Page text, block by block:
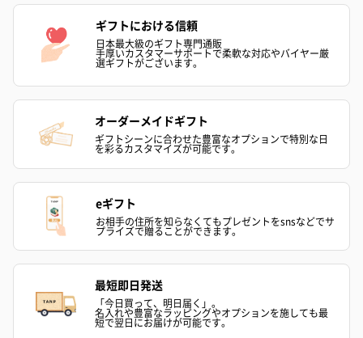
リラックスグッズ
リラックスグッズを同梱してお届けします。
かき氷入浴剤4点セット
（ブルー）（748円）
かき氷入浴剤4点セット
（イエロー）（748円）
【Thank you
円）
ギフトにおける信頼
日本最大級のギフト専門通販
手厚いカスタマーサポートで柔軟な対応やバイヤー厳
選ギフトがございます。
オーダーメイドギフト
ギフトシーンに合わせた豊富なオプションで特別な日
を彩るカスタマイズが可能です。
eギフト
お相手の住所を知らなくてもプレゼントをsnsなどでサ
プライズで贈ることができます。
最短即日発送
「今日買って、明日届く」。
名入れや豊富なラッピングやオプションを施しても最
短で翌日にお届けが可能です。